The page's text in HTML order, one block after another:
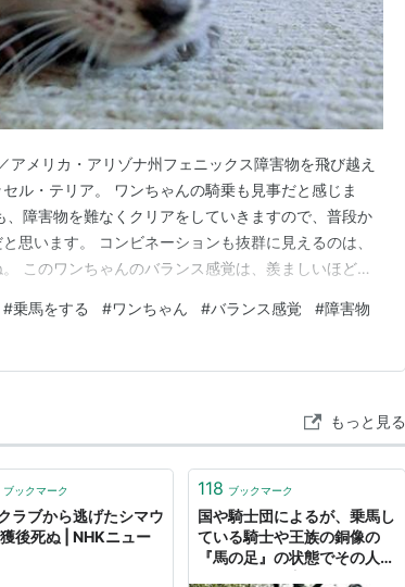
メリカ・アリゾナ州フェニックス障害物を飛び越え
ル・テリア。 ワンちゃんの騎乗も見事だと感じま
障害物を難なくクリアをしていきますので、普段か
思います。 コンビネーションも抜群に見えるのは、
このワンちゃんのバランス感覚は、羨ましいほど不
でも、このワンちゃんは、お馬さんの上に立ってい
です。 人馬…
#乗馬をする #ワンちゃん #バランス感覚 #障害物
もっと見る
ブックマーク
ラブから逃げたシマウ
後死ぬ | NHKニュー
118 ブックマーク
国や騎士団によるが、乗馬し
ている騎士や王族の銅像の
『馬の足』の状態でその人物